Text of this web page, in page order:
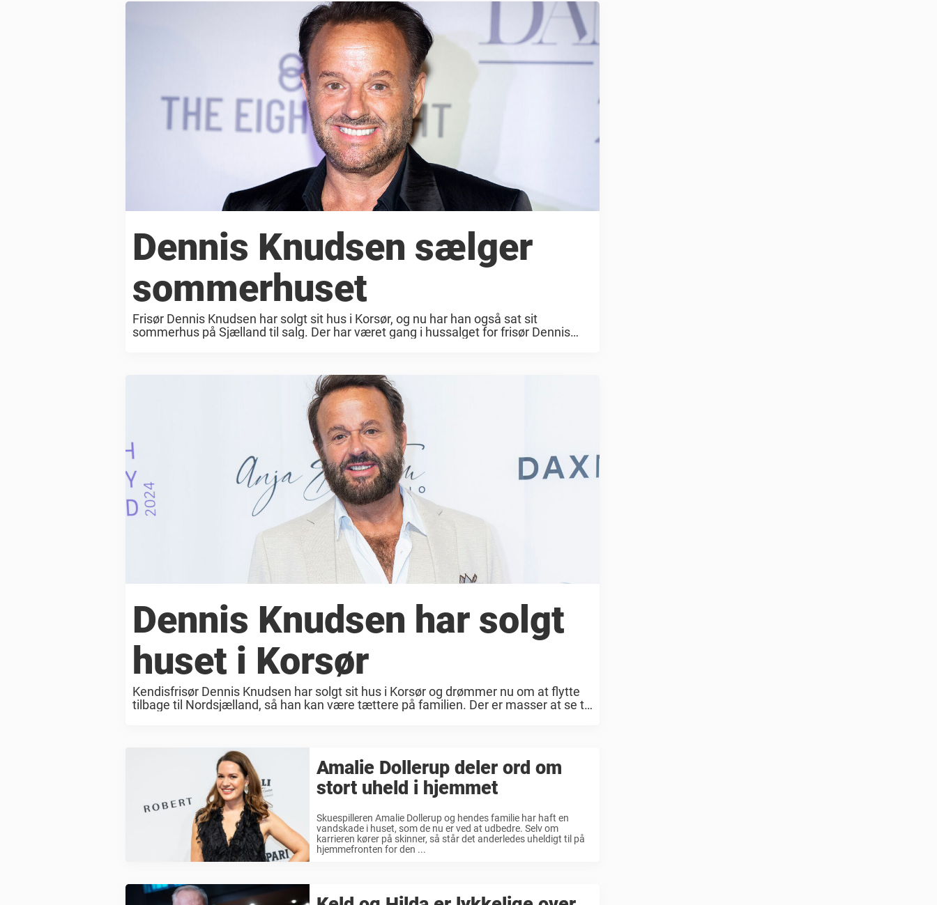
Dennis Knudsen sælger
sommerhuset
Frisør Dennis Knudsen har solgt sit hus i Korsør, og nu har han også sat sit
sommerhus på Sjælland til salg. Der har været gang i hussalget for frisør Dennis
Dennis Knudsen har solgt
huset i Korsør
Kendisfrisør Dennis Knudsen har solgt sit hus i Korsør og drømmer nu om at flytte
tilbage til Nordsjælland, så han kan være tættere på familien. Der er masser at se til
Amalie Dollerup deler ord om
stort uheld i hjemmet
Skuespilleren Amalie Dollerup og hendes familie har haft en
vandskade i huset, som de nu er ved at udbedre. Selv om
karrieren kører på skinner, så står det anderledes uheldigt til på
hjemmefronten for den ...